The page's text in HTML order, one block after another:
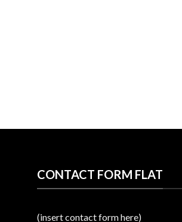
CONTACT FORM FLAT
(insert contact form here)